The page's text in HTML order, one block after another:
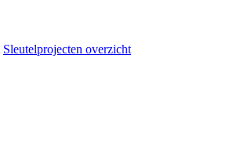
Sleutelprojecten overzicht